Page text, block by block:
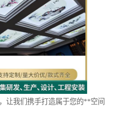
让我们携手打造属于您的**空间